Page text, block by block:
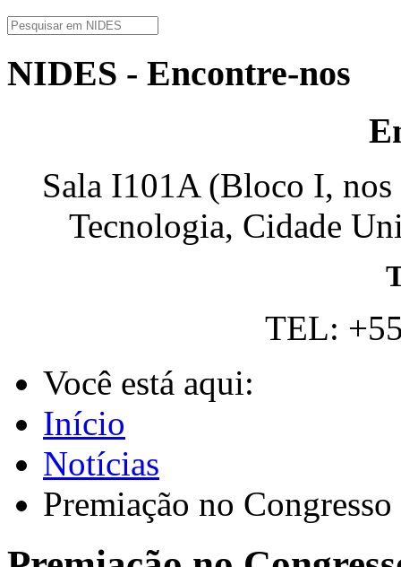
NIDES - Encontre-nos
Sala I101A (Bloco I,
Tecnologia, Cidade
TEL:
Você está aqui:
Início
Notícias
Premiação no